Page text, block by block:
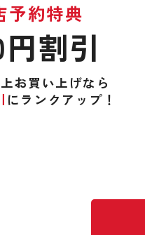
予約特典
割引
お買い上げなら
にランクアップ！